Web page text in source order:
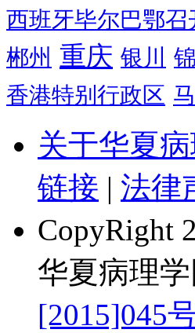
西班牙毕尔巴鄂召
郴州 重庆 银川
香港特别行政区
关于华夏
链接 | 法律
CopyRight
华夏病理
[2015]045